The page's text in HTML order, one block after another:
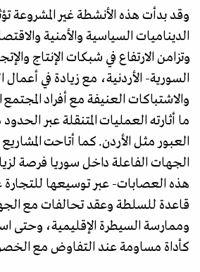
وقد بدأت هذه الأنشطة غير المشروعة
الديناميات السياسية والأمنية
وتزامن الارتفاع في شبكات الإنتاج
السورية- الأردنية، مع زيادة في
والاشتباكات العنيفة مع أفراد المجتمع
ما أثارته العمليات المتنقلة عبر
العبور مثل الأردن. كما أتاحت
الجهات الفاعلة داخل سوريا فرصة
هذه العصابات- عبر توسيعها للتجارة
قاعدة للسلطة وعقد تحالفات مع
وممارسة السيطرة الإقليمية، وحتى
كأداة مساومة عند التفاوض مع